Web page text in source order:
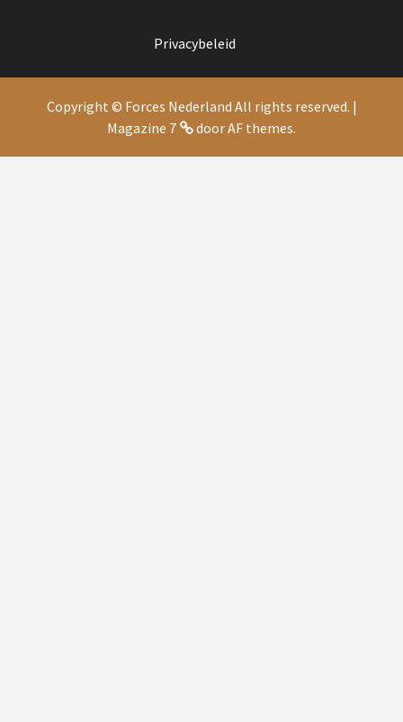
Privacybeleid
Copyright © Forces Nederland All rights reserved. |
Magazine 7
door AF themes.